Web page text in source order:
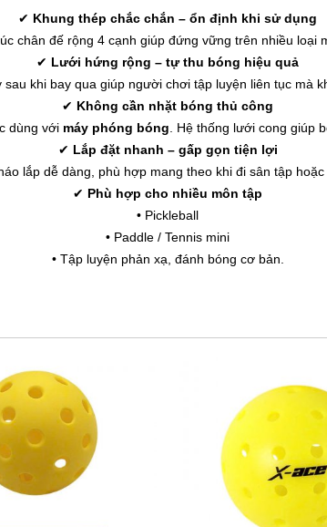
✔ Khung thép chắc chắn – ổn định khi sử dụng
chân đế rộng 4 cạnh giúp đứng vững trên nhiều loại
✔ Lưới hứng rộng – tự thu bóng hiệu quả
sau khi bay qua giúp người chơi tập luyện liên tục mà
✔ Không cần nhặt bóng thủ công
dùng với máy phóng bóng. Hệ thống lưới cong giúp
✔ Lắp đặt nhanh – gấp gọn tiện lợi
lắp dễ dàng, phù hợp mang theo khi đi sân tập
✔ Phù hợp cho nhiều môn tập
• Pickleball
• Paddle / Tennis mini
• Tập luyện phản xạ, đánh bóng cơ bản.